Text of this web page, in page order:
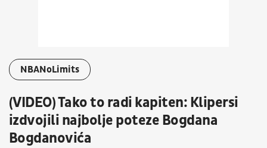
NBANoLimits
(VIDEO) Tako to radi kapiten: Klipersi
izdvojili najbolje poteze Bogdana
Bogdanovića